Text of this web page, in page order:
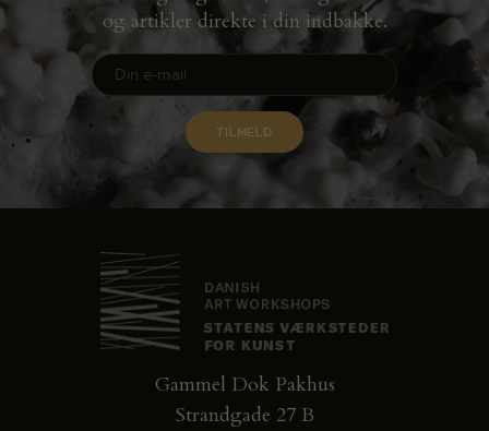
og artikler direkte i din indbakke.
Gammel Dok Pakhus
Strandgade 27 B